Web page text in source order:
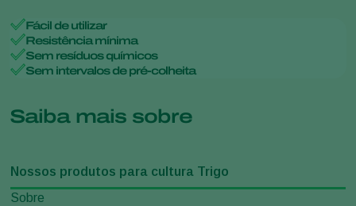
Fácil de utilizar
Resistência mínima
Sem resíduos químicos
Sem intervalos de pré-colheita
Saiba mais sobre
Nossos produtos para cultura Trigo
Sobre